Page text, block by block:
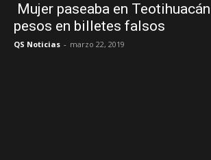
Mujer paseaba en
pesos en billetes falsos
QS Noticias - marzo 22, 2019